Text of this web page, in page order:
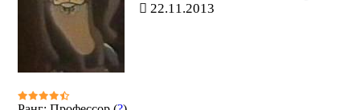
22.11.2013